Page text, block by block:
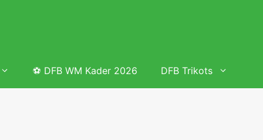
⚽ DFB WM Kader 2026 DFB Trikots